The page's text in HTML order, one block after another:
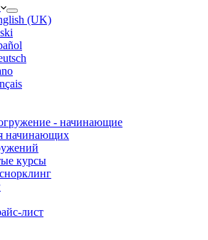
(UK)
- начинающие
начинающих
курсы
лист